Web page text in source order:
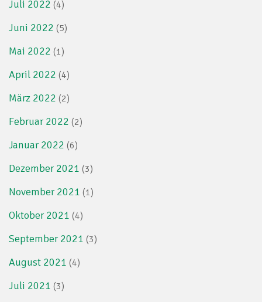
Juli 2022 (4)
Juni 2022 (5)
Mai 2022 (1)
April 2022 (4)
März 2022 (2)
Februar 2022 (2)
Januar 2022 (6)
Dezember 2021 (3)
November 2021 (1)
Oktober 2021 (4)
September 2021 (3)
August 2021 (4)
Juli 2021 (3)